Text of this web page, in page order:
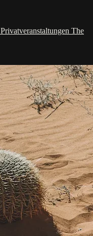
Privatveranstaltungen The